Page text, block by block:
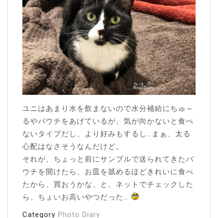
ユニはあまり水を飲まないので水分補給にちゅ～
るやパウチをあげているが、気が向かないと食べ
ないタイプだし、より好みもするし…まぁ、太る
心配はなさそうなんだけど。
それが、ちょっと前にサンプルで送られてきたパ
ウチを開けたら、お皿を舐めるほどきれいに食べ
たから、買おうかな、と、ネットでチェックした
ら、ちょいお高いやつだった…
Category Photo Diary